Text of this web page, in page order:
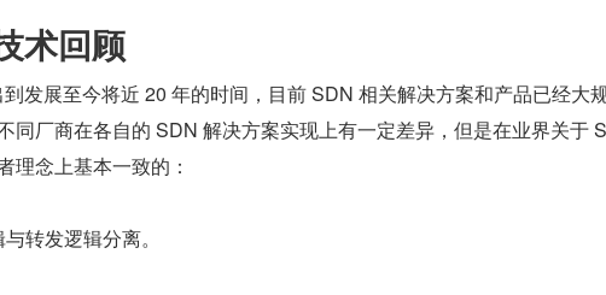
术回顾
发展至今将近 20 年的时间，目前 SDN 相关解决方案和产品已经大
同厂商在各自的 SDN 解决方案实现上有一定差异，但是在业界关于
理念上基本一致的：
转发逻辑分离。